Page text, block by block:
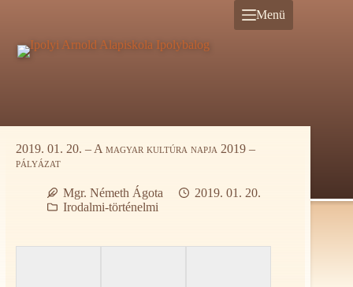
Menü
2019. 01. 20. – A magyar kultúra napja 2019 –
pályázat
Mgr. Németh Ágota
2019. 01. 20.
Irodalmi-történelmi